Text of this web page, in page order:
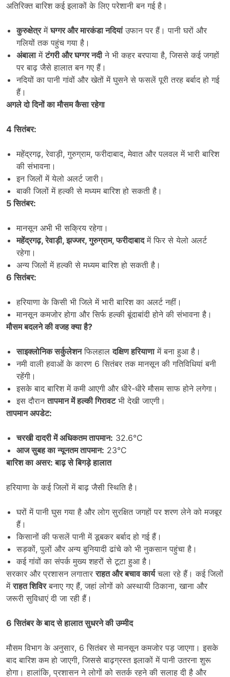
अतिरिक्त बारिश कई इलाकों के लिए परेशानी बन गई है।
कुरुक्षेत्रमेंघग्गर और मारकंडा नदियांउफान पर हैं। पानी घरों और
गलियों तक पहुंच गया है।
अंबालामेंटंगरी और घग्गर नदीने भी कहर बरपाया है, जिससे कई जगहों
पर बाढ़ जैसे हालात बन गए हैं।
नदियों का पानी गांवों और खेतों में घुसने से फसलें पूरी तरह बर्बाद हो गई
हैं।
अगले दो दिनों का मौसम कैसा रहेगा
4सितंबर:
महेंद्रगढ़, रेवाड़ी, गुरुग्राम, फरीदाबाद, मेवात और पलवल में भारी बारिश
की संभावना।
इन जिलों में येलो अलर्ट जारी।
बाकी जिलों में हल्की से मध्यम बारिश हो सकती है।
5सितंबर:
मानसून अभी भी सक्रिय रहेगा।
महेंद्रगढ़,रेवाड़ी,झज्जर,गुरुग्राम,फरीदाबादमें फिर से येलो अलर्ट
रहेगा।
अन्य जिलों में हल्की से मध्यम बारिश हो सकती है।
6सितंबर:
हरियाणा के किसी भी जिले में भारी बारिश का अलर्ट नहीं।
मानसून कमजोर होगा और सिर्फ हल्की बूंदाबांदी होने की संभावना है।
मौसम बदलने की वजह क्या है?
साइक्लोनिक सर्कुलेशनफिलहालदक्षिण हरियाणामें बना हुआ है।
नमी वाली हवाओं के कारण 6 सितंबर तक मानसून की गतिविधियां बनी
रहेंगी।
इसके बाद बारिश में कमी आएगी और धीरे-धीरे मौसम साफ होने लगेगा।
इस दौरानतापमान में हल्की गिरावटभी देखी जाएगी।
तापमान अपडेट:
चरखी दादरी में अधिकतम तापमान: 32.6°C
आज सुबह का न्यूनतम तापमान: 23°C
बारिश का असर: बाढ़ से बिगड़े हालात
हरियाणा के कई जिलों में बाढ़ जैसी स्थिति है।
घरों में पानी घुस गया है और लोग सुरक्षित जगहों पर शरण लेने को मजबूर
हैं।
किसानों की फसलें पानी में डूबकर बर्बाद हो गई हैं।
सड़कों, पुलों और अन्य बुनियादी ढांचे को भी नुकसान पहुंचा है।
कई गांवों का संपर्क मुख्य शहरों से टूटा हुआ है।
सरकार और प्रशासन लगातारराहत और बचाव कार्यचला रहे हैं। कई जिलों
मेंराहत शिविरबनाए गए हैं, जहां लोगों को अस्थायी ठिकाना, खाना और
जरूरी सुविधाएं दी जा रही हैं।
6सितंबर के बाद से हालात सुधरने की उम्मीद
मौसम विभाग के अनुसार, 6 सितंबर से मानसून कमजोर पड़ जाएगा। इसके
बाद बारिश कम हो जाएगी, जिससे बाढ़ग्रस्त इलाकों में पानी उतरना शुरू
होगा। हालांकि, प्रशासन ने लोगों को सतर्क रहने की सलाह दी है और